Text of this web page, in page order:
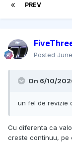
PREV
Posted
On 6/10/
un fel de revizie
Cu diferenta ca
creste continuu, pe